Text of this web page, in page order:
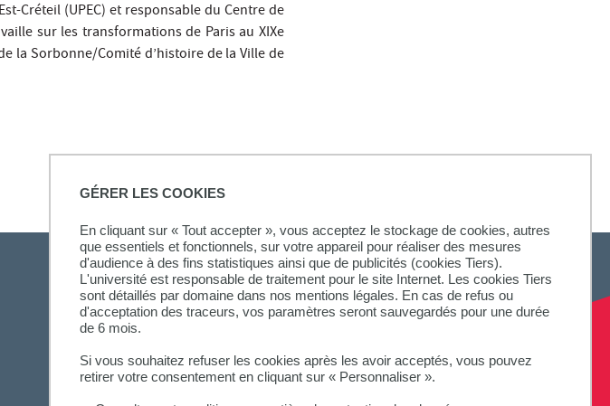
GÉRER LES COOKIES
En cliquant sur « Tout accepter », vous acceptez le stockage de cookies, autres
que essentiels et fonctionnels, sur votre appareil pour réaliser des mesures
d'audience à des fins statistiques ainsi que de publicités (cookies Tiers).
L'université est responsable de traitement pour le site Internet. Les cookies Tiers
sont détaillés par domaine dans nos mentions légales. En cas de refus ou
d'acceptation des traceurs, vos paramètres seront sauvegardés pour une durée
de 6 mois.
Si vous souhaitez refuser les cookies après les avoir acceptés, vous pouvez
retirer votre consentement en cliquant sur « Personnaliser ».
Créteil (UPEC) et responsable du Centre de
sur les transformations de Paris au XIXe
la Sorbonne/Comité d’histoire de la Ville de